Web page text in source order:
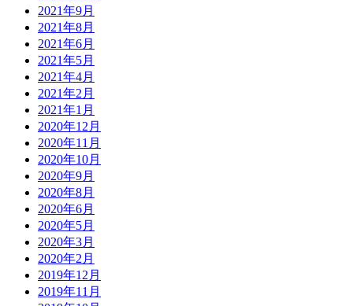
2021年9月
2021年8月
2021年6月
2021年5月
2021年4月
2021年2月
2021年1月
2020年12月
2020年11月
2020年10月
2020年9月
2020年8月
2020年6月
2020年5月
2020年3月
2020年2月
2019年12月
2019年11月